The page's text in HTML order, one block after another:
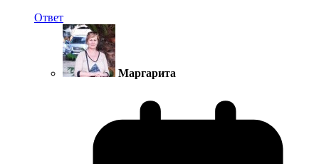
Ответ
Маргарита